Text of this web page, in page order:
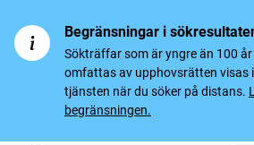
Begränsningar i
Sökträffar som är yngre än 100 år
omfattas av upphovsrätten visas
tjänsten när du söker på distans.
begränsningen.